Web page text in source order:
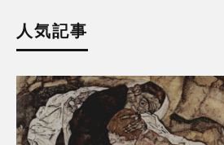
人気記事